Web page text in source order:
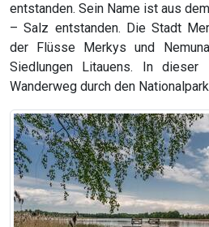
entstanden. Sein Name ist aus
– Salz entstanden. Die Stadt
der Flüsse Merkys und
Siedlungen Litauens. In
Wanderweg durch den